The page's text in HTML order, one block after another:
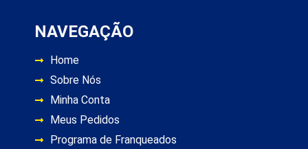
NAVEGAÇÃO
Home
Sobre Nós
Minha Conta
Meus Pedidos
Programa de Franqueados